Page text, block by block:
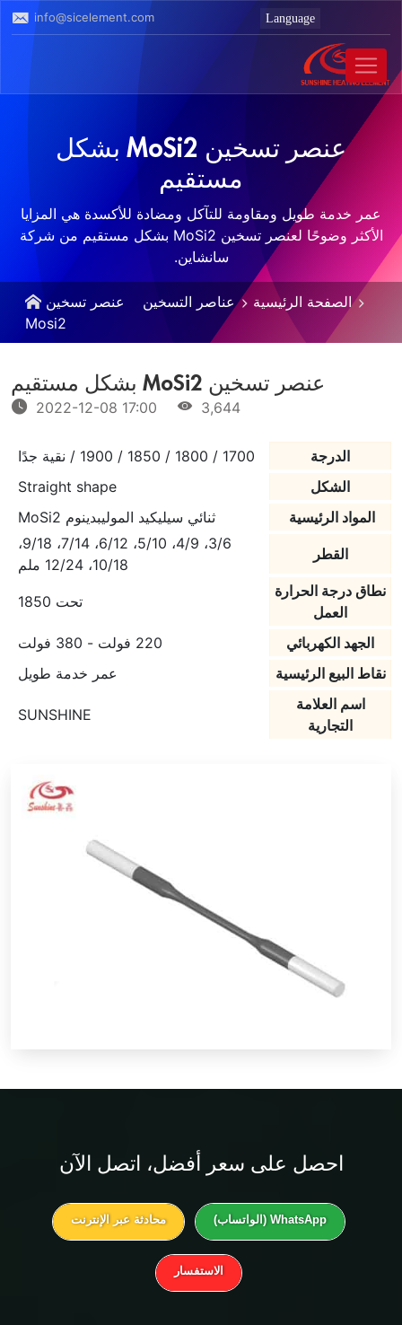
info@sicelement.com
عنصر تسخين MoSi2 بشكل
مستقيم
عمر خدمة طويل ومقاومة للتآكل ومضادة للأكسدة هي المزايا
الأكثر وضوحًا لعنصر تسخين MoSi2 بشكل مستقيم من شركة
سانشاين.
الصفحة الرئيسية عناصر التسخين
عنصر تسخين
Mosi2
عنصر تسخين MoSi2 بشكل مستقيم
2022-12-08 17:00 3,644
الدرجة
1700 / 1800 / 1850 / 1900 / نقية جدًا
الشكل
Straight shape
المواد الرئيسية
ثنائي سيليكيد الموليبدينوم MoSi2
القطر
3/6، 4/9، 5/10، 6/12، 7/14، 9/18،
10/18، 12/24 ملم
نطاق درجة الحرارة
العمل
تحت 1850
الجهد الكهربائي
220 فولت - 380 فولت
نقاط البيع الرئيسية
عمر خدمة طويل
اسم العلامة
التجارية
SUNSHINE
احصل على سعر أفضل، اتصل الآن
WhatsApp (الواتساب) محادثة عبر الإنترنت
الاستفسار